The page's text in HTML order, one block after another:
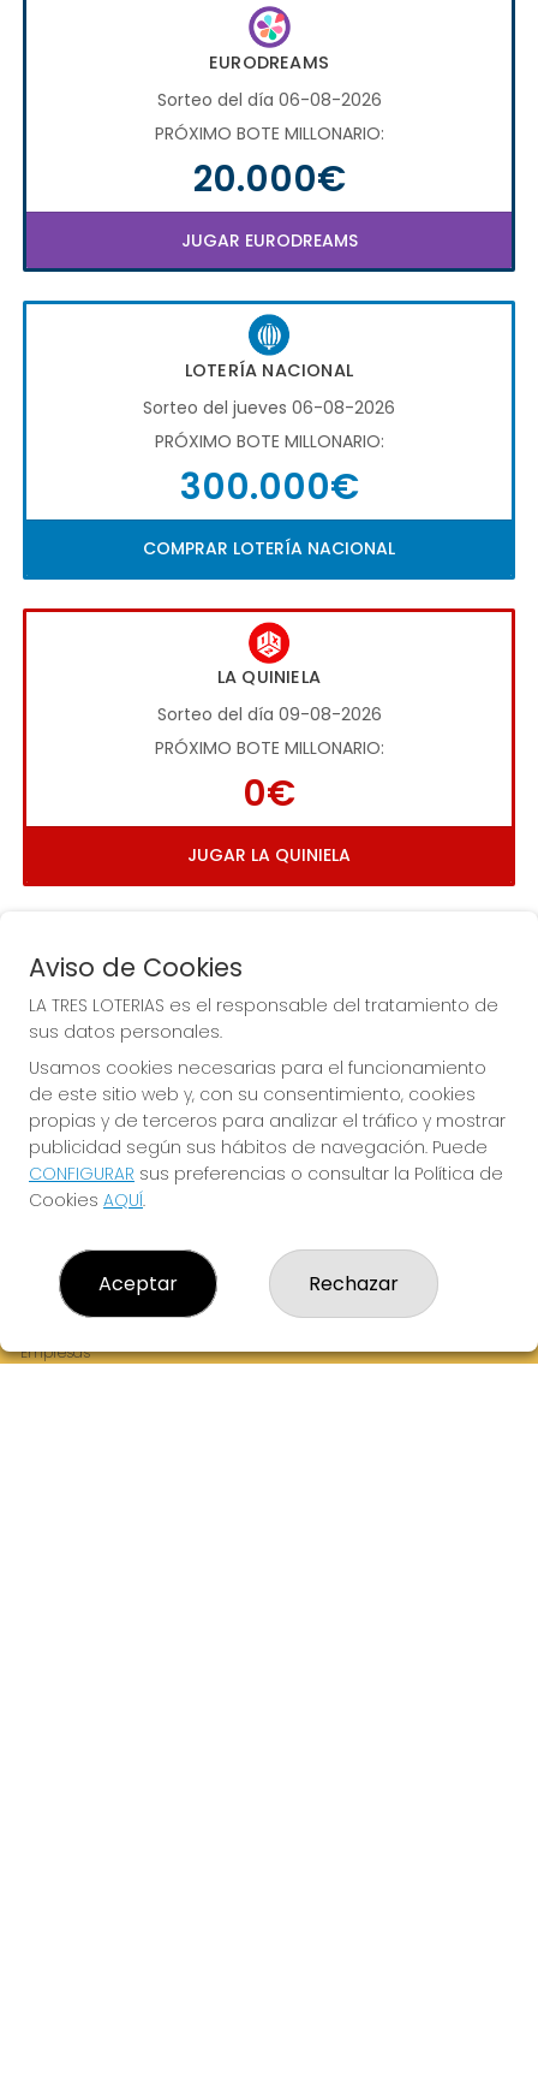
EURODREAMS
Sorteo del día 06-08-2026
PRÓXIMO BOTE MILLONARIO:
20.000€
JUGAR EURODREAMS
LOTERÍA NACIONAL
Sorteo del jueves 06-08-2026
PRÓXIMO BOTE MILLONARIO:
300.000€
COMPRAR LOTERÍA NACIONAL
LA QUINIELA
Sorteo del día 09-08-2026
PRÓXIMO BOTE MILLONARIO:
0€
JUGAR LA QUINIELA
¡La Tres Loterias te desea Mucha Suerte!
¿Quiénes somos?
Comprar lotería
Resultados
Empresas
Aviso de Cookies
LA TRES LOTERIAS es el responsable del tratamiento de
sus datos personales.
Usamos cookies necesarias para el funcionamiento
de este sitio web y, con su consentimiento, cookies
propias y de terceros para analizar el tráfico y mostrar
publicidad según sus hábitos de navegación. Puede
CONFIGURAR sus preferencias o consultar la Política de
Cookies AQUÍ.
Aceptar Rechazar